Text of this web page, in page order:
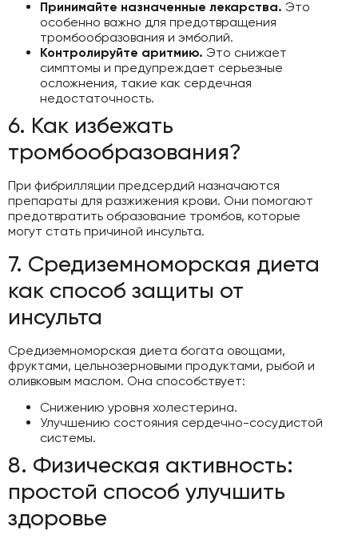
Принимайте назначенные лекарства. Это
особенно важно для предотвращения
тромбообразования и эмболий.
Контролируйте аритмию. Это снижает
симптомы и предупреждает серьезные
осложнения, такие как сердечная
недостаточность.
6. Как избежать
тромбообразования?
При фибрилляции предсердий назначаются
препараты для разжижения крови. Они помогают
предотвратить образование тромбов, которые
могут стать причиной инсульта.
7. Средиземноморская диета
как способ защиты от
инсульта
Средиземноморская диета богата овощами,
фруктами, цельнозерновыми продуктами, рыбой и
оливковым маслом. Она способствует:
Снижению уровня холестерина.
Улучшению состояния сердечно-сосудистой
системы.
8. Физическая активность:
простой способ улучшить
здоровье